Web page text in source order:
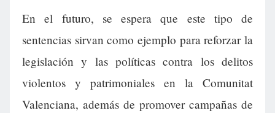
En el futuro, se espera que este tipo de
sentencias sirvan como ejemplo para reforzar la
legislación y las políticas contra los delitos
violentos y patrimoniales en la Comunitat
Valenciana, además de promover campañas de